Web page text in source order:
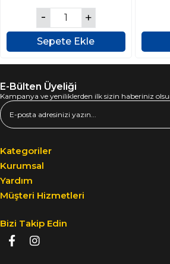
Sepete Ekle
E-Bülten Üyeliği
Kampanya ve yeniliklerden ilk sizin haberiniz
Kategoriler
Kurumsal
Yardım
Müşteri Hizmetleri
Bizi Takip Edin